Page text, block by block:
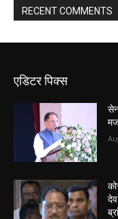
RECENT COMMENTS
एडिटर पिक्स